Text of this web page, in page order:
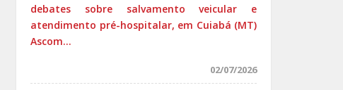
debates sobre salvamento veicular e
atendimento pré-hospitalar, em Cuiabá (MT)
Ascom...
02/07/2026